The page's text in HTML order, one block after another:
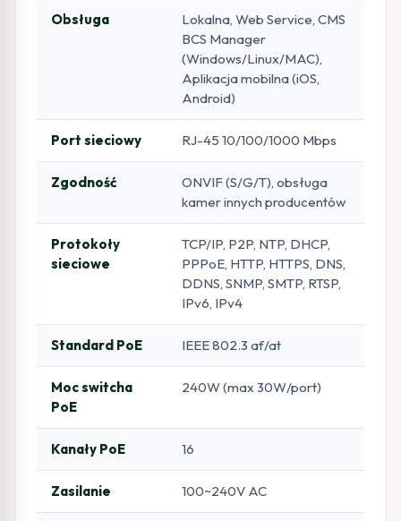
Obsługa
Lokalna, Web Service, CMS
BCS Manager
(Windows/Linux/MAC),
Aplikacja mobilna (iOS,
Android)
Port sieciowy RJ-45 10/100/1000 Mbps
Zgodność
ONVIF (S/G/T), obsługa
kamer innych producentów
Protokoły
sieciowe
TCP/IP, P2P, NTP, DHCP,
PPPoE, HTTP, HTTPS, DNS,
DDNS, SNMP, SMTP, RTSP,
IPv6, IPv4
Standard PoE IEEE 802.3 af/at
Moc switcha
PoE
240W (max 30W/port)
Kanały PoE 16
Zasilanie 100~240V AC